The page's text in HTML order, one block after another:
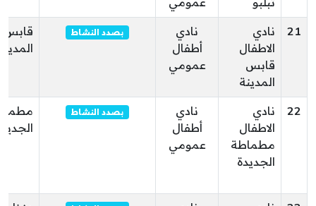
21
نادي
الاطفال
قابس
المدينة
نادي
أطفال
عمومي
بصدد النشاط
قابس
22
نادي
الاطفال
مطماطة
الجديدة
نادي
أطفال
عمومي
بصدد النشاط